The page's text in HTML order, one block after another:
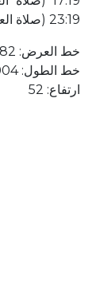
23:19 (صلاة العشاء).
خط العرض: 52٫5200080871582
خط الطول: 13٫404953956604004
ارتفاع: 52